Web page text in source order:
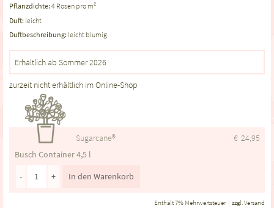
Pflanzdichte: 4 Rosen pro m²
Duft: leicht
Duftbeschreibung: leicht blumig
Erhältlich ab Sommer 2026
zurzeit nicht erhältlich im Online-Shop
Sugarcane® € 24,95
Busch Container 4,5 l
- + In den Warenkorb
Enthält 7% Mehrwertsteuer zzgl.Versand